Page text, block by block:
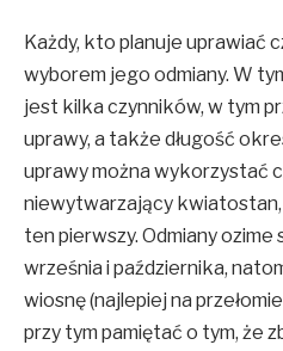
Każdy, kto planuje uprawiać
wyborem jego odmiany. W
jest kilka czynników, w tym
uprawy, a także długość
uprawy można wykorzystać
niewytwarzający
ten pierwszy. Odmiany ozime
września i października,
wiosnę (najlepiej na
przy tym pamiętać o tym, że